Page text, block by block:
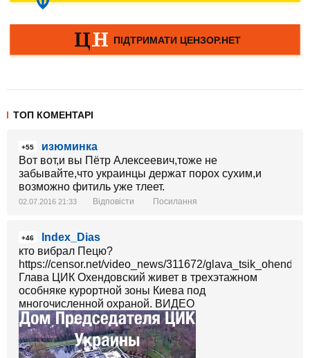
ТОП КОМЕНТАРІ
+55
изюминка
Вот вот,и вы Пётр Алексеевич,тоже не
забывайте,что украинцы держат порох сухим,и
возможно фитиль уже тлеет.
02.07.2016 21:33 Відповісти Посилання
+46
Index_Dias
кто вибрал Пецю?
https://censor.net/video_news/311672/
Глава ЦИК Охендовский живет в трехэтажном
особняке курортной зоны Киева под
многочисленной охраной. ВИДЕО